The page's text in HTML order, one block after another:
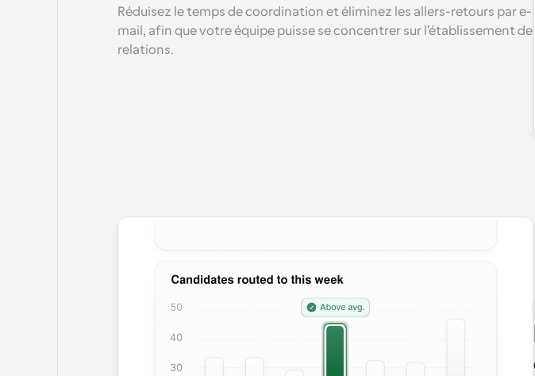
Réduisez le temps de coordination et éliminez les allers-retours par e-
mail, afin que votre équipe puisse se concentrer sur l'établissement de
relations.